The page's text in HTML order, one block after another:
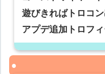
遊びきればトロコ
アプデ追加トロフ